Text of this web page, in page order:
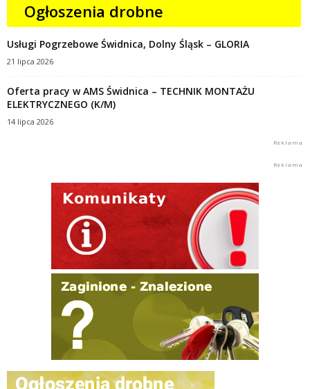
Ogłoszenia drobne
Usługi Pogrzebowe Świdnica, Dolny Śląsk – GLORIA
21 lipca 2026
Oferta pracy w AMS Świdnica – TECHNIK MONTAŻU
ELEKTRYCZNEGO (K/M)
14 lipca 2026